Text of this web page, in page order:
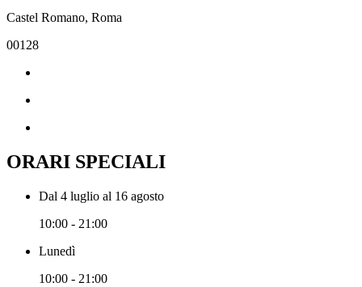
Castel Romano, Roma
00128
ORARI SPECIALI
Dal 4 luglio al 16 agosto
10:00 - 21:00
Lunedì
10:00 - 21:00